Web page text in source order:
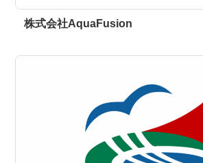
株式会社AquaFusion